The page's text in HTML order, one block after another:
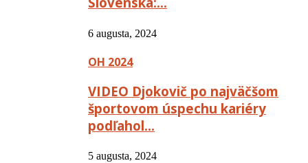
6 augusta, 2024
OH 2024
VIDEO Djokovič po najväčšom
športovom úspechu kariéry
podľahol…
5 augusta, 2024